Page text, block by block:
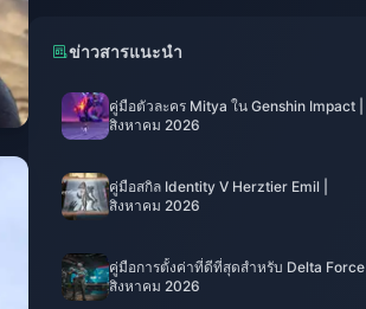
ข่าวสารแนะนำ
คู่มือตัวละคร Mitya ใน Genshin Impact |
สิงหาคม 2026
คู่มือสกิล Identity V Herztier Emil |
สิงหาคม 2026
คู่มือการตั้งค่าที่ดีที่สุดสำหรับ Delta Force |
สิงหาคม 2026